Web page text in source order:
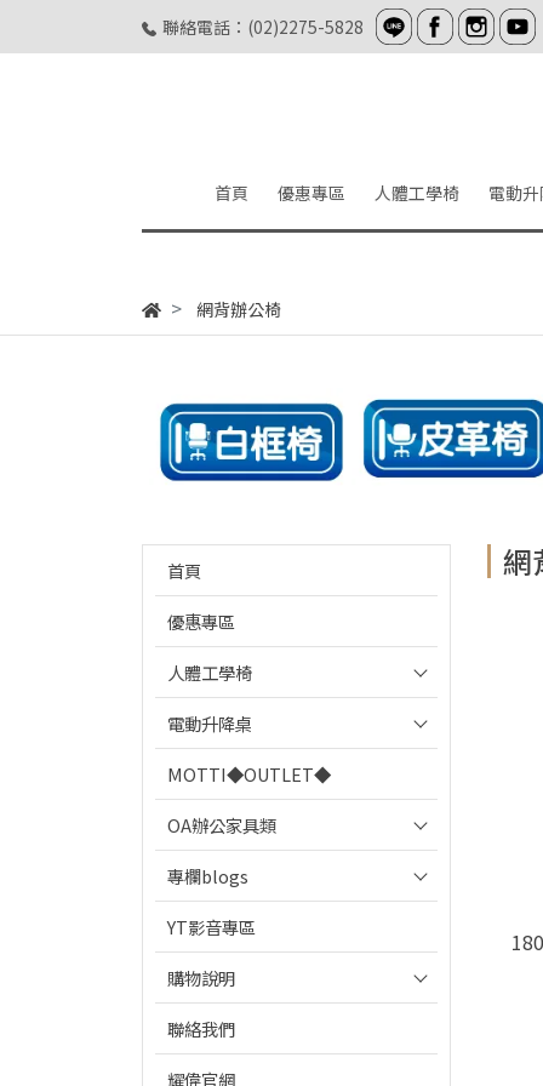
聯絡電話：(02)2275-5828
首頁 優惠專區 人體工學椅 電動
網背辦公椅
首頁
優惠專區
人體工學椅
電動升降桌
MOTTI◆OUTLET◆
OA辦公家具類
專欄blogs
YT影音專區
購物說明
聯絡我們
耀偉官網
網